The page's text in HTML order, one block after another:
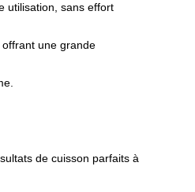
utilisation, sans effort
offrant une grande
de cuisson parfaits à